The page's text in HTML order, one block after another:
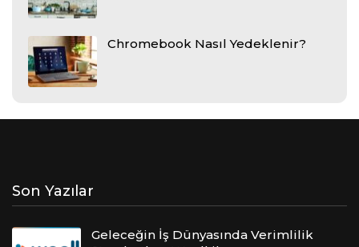
Chromebook Nasıl Yedeklenir?
Son Yazılar
Geleceğin İş Dünyasında Verimlilik